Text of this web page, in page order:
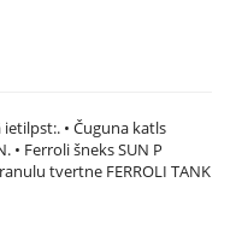
• Čuguna katls
• Ferroli šneks SUN P
tvertne FERROLI TANK